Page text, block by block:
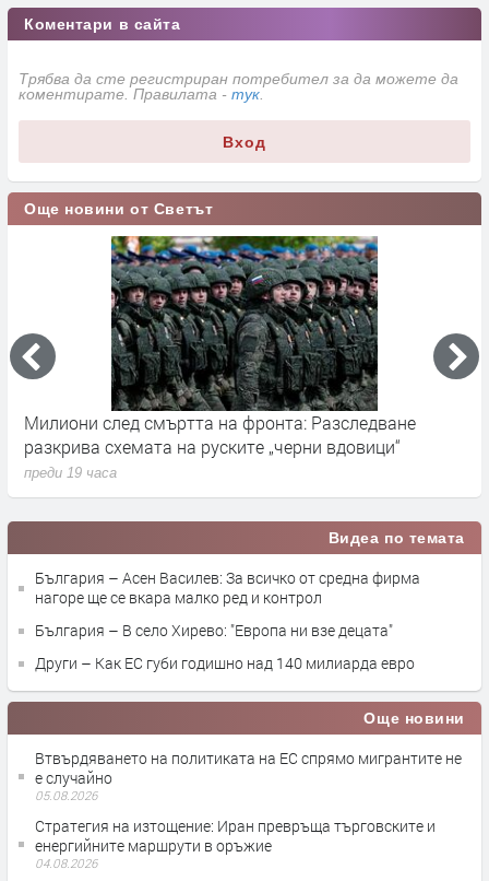
Коментари в сайта
Трябва да сте регистриран потребител за да можете да
коментирате. Правилата - тук
Вход
Още новини от Светът
Милиони след смъртта на фронта: Разследване
разкрива схемата на руските „черни вдовици“
преди 19 часа
Видеа по темата
България – Асен Василев: За всичко от средна фирма
нагоре ще се вкара малко ред и контрол
България – В село Хирево: "Европа ни взе децата"
Други – Как ЕС губи годишно над 140 милиарда евро
Още новини
Втвърдяването на политиката на ЕС спрямо мигрантите не
е случайно
05.08.2026
Стратегия на изтощение: Иран превръща търговските и
енергийните маршрути в оръжие
04.08.2026